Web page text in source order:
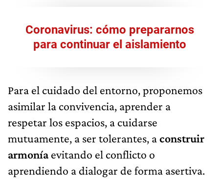
Coronavirus: cómo prepararnos
para continuar el aislamiento
Para el cuidado del entorno, proponemos
asimilar la convivencia, aprender a
respetar los espacios, a cuidarse
mutuamente, a ser tolerantes, aconstruir
armoníaevitando el conflicto o
aprendiendo a dialogar de forma asertiva.